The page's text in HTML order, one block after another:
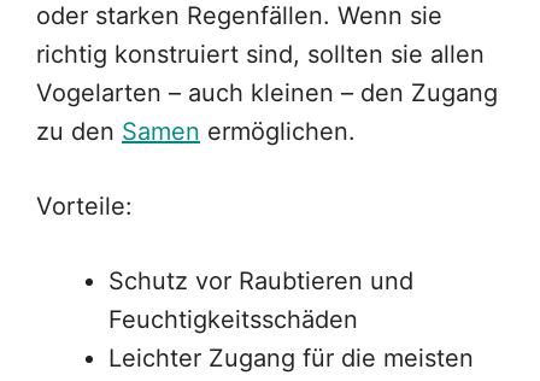
oder starken Regenfällen. Wenn sie
richtig konstruiert sind, sollten sie allen
Vogelarten – auch kleinen – den Zugang
zu den Samen ermöglichen.
Vorteile:
Schutz vor Raubtieren und
Feuchtigkeitsschäden
Leichter Zugang für die meisten